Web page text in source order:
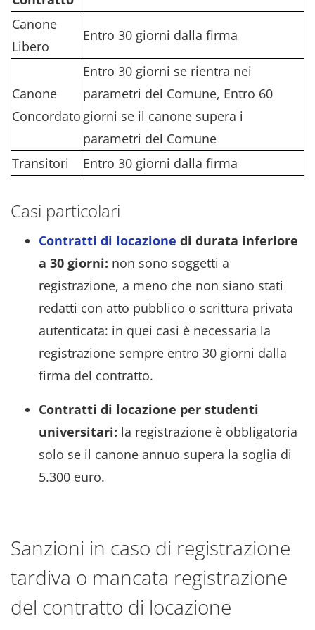
Canone
Libero
Entro 30 giorni dalla firma
Canone
Concordato
Entro 30 giorni se rientra nei
parametri del Comune, Entro 60
giorni se il canone supera i
parametri del Comune
Transitori
Entro 30 giorni dalla firma
Casi particolari
Contratti di locazione di durata inferiore
a 30 giorni: non sono soggetti a
registrazione, a meno che non siano stati
redatti con atto pubblico o scrittura privata
autenticata: in quei casi è necessaria la
registrazione sempre entro 30 giorni dalla
firma del contratto.
Contratti di locazione per studenti
universitari: la registrazione è obbligatoria
solo se il canone annuo supera la soglia di
5.300 euro.
Sanzioni in caso di registrazione
tardiva o mancata registrazione
del contratto di locazione